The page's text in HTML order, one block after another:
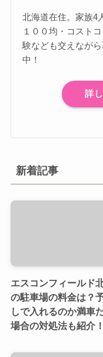
北海道在住。家族4
１００均・コスト
験なども交えなが
中！
詳
新着記事
エスコンフィールド
の駐車場の料金は？
しで入れるのか満車
場合の対処法も紹介！